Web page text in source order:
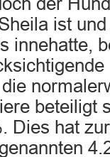
ist
innehatte,
beteiligt
Dies hat